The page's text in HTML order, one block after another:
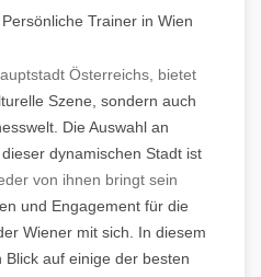
Trainer in Wien
Österreichs, bietet
Szene, sondern auch
Die Auswahl an
dynamischen Stadt ist
von ihnen bringt sein
und Engagement für die
Wiener mit sich. In diesem
auf einige der besten